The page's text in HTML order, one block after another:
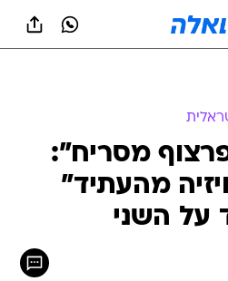
מסריח":
מהעתיד"
על השני